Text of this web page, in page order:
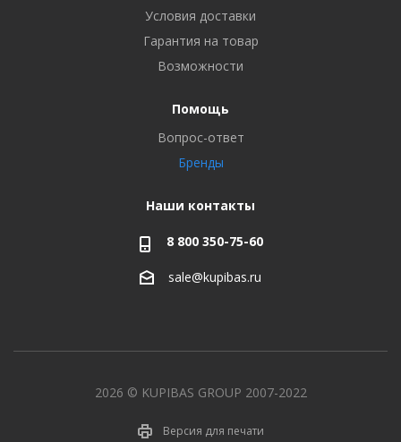
Условия доставки
Гарантия на товар
Возможности
Помощь
Вопрос-ответ
Бренды
Наши контакты
8 800 350-75-60
sale@kupibas.ru
2026 © KUPIBAS GROUP 2007-2022
Версия для печати